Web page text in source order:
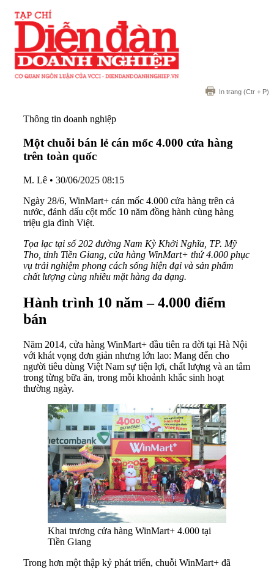
In trang (Ctr + P)
Thông tin doanh nghiệp
Một chuỗi bán lẻ cán mốc 4.000 cửa hàng
trên toàn quốc
M. Lê • 30/06/2025 08:15
Ngày 28/6, WinMart+ cán mốc 4.000 cửa hàng trên cả
nước, đánh dấu cột mốc 10 năm đồng hành cùng hàng
triệu gia đình Việt.
Tọa lạc tại số 202 đường Nam Kỳ Khởi Nghĩa, TP. Mỹ
Tho, tỉnh Tiền Giang, cửa hàng WinMart+ thứ 4.000 phục
vụ trải nghiệm phong cách sống hiện đại và sản phẩm
chất lượng cùng nhiều mặt hàng đa dạng.
Hành trình 10 năm – 4.000 điểm
bán
Năm 2014, cửa hàng WinMart+ đầu tiên ra đời tại Hà Nội
với khát vọng đơn giản nhưng lớn lao: Mang đến cho
người tiêu dùng Việt Nam sự tiện lợi, chất lượng và an tâm
trong từng bữa ăn, trong mỗi khoảnh khắc sinh hoạt
thường ngày.
Khai trương cửa hàng WinMart+ 4.000 tại
Tiền Giang
Trong hơn một thập kỷ phát triển, chuỗi WinMart+ đã